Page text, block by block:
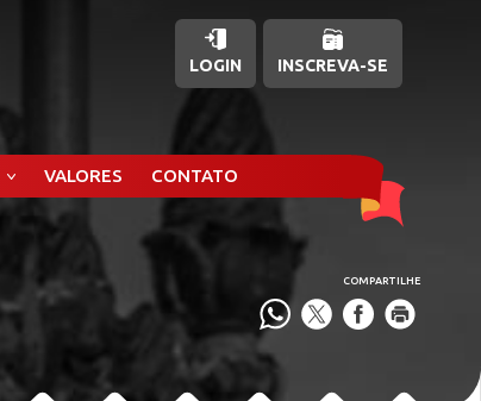
COMPARTILHE
LOGIN INSCREVA-SE
VALORES CONTATO